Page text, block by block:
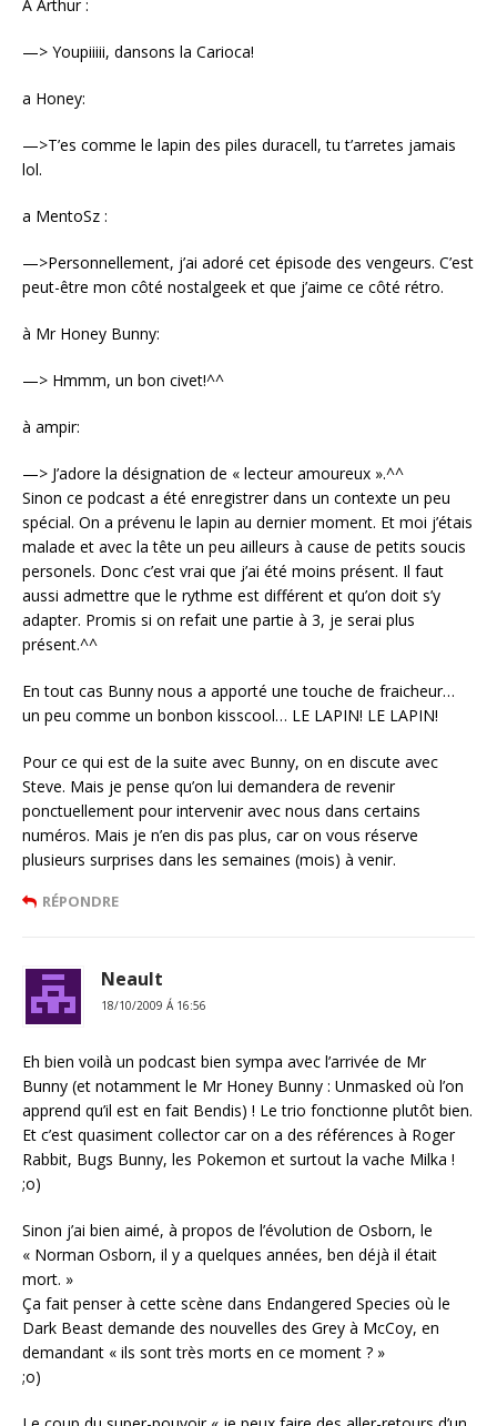
A Arthur :
—> Youpiiiii, dansons la Carioca!
a Honey:
—>T’es comme le lapin des piles duracell, tu t’arretes jamais
lol.
a MentoSz :
—>Personnellement, j’ai adoré cet épisode des vengeurs. C’est
peut-être mon côté nostalgeek et que j’aime ce côté rétro.
à Mr Honey Bunny:
—> Hmmm, un bon civet!^^
à ampir:
—> J’adore la désignation de « lecteur amoureux ».^^
Sinon ce podcast a été enregistrer dans un contexte un peu
spécial. On a prévenu le lapin au dernier moment. Et moi j’étais
malade et avec la tête un peu ailleurs à cause de petits soucis
personels. Donc c’est vrai que j’ai été moins présent. Il faut
aussi admettre que le rythme est différent et qu’on doit s’y
adapter. Promis si on refait une partie à 3, je serai plus
présent.^^
En tout cas Bunny nous a apporté une touche de fraicheur…
un peu comme un bonbon kisscool… LE LAPIN! LE LAPIN!
Pour ce qui est de la suite avec Bunny, on en discute avec
Steve. Mais je pense qu’on lui demandera de revenir
ponctuellement pour intervenir avec nous dans certains
numéros. Mais je n’en dis pas plus, car on vous réserve
plusieurs surprises dans les semaines (mois) à venir.
RÉPONDRE
Neault
18/10/2009 Á 16:56
Eh bien voilà un podcast bien sympa avec l’arrivée de Mr
Bunny (et notamment le Mr Honey Bunny : Unmasked où l’on
apprend qu’il est en fait Bendis) ! Le trio fonctionne plutôt bien.
Et c’est quasiment collector car on a des références à Roger
Rabbit, Bugs Bunny, les Pokemon et surtout la vache Milka !
;o)
Sinon j’ai bien aimé, à propos de l’évolution de Osborn, le
« Norman Osborn, il y a quelques années, ben déjà il était
mort. »
Ça fait penser à cette scène dans Endangered Species où le
Dark Beast demande des nouvelles des Grey à McCoy, en
demandant « ils sont très morts en ce moment ? »
;o)